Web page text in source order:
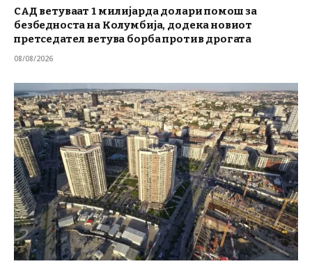
САД ветуваат 1 милијарда долари помош за
безбедноста на Колумбија, додека новиот
претседател ветува борба против дрогата
08/08/2026